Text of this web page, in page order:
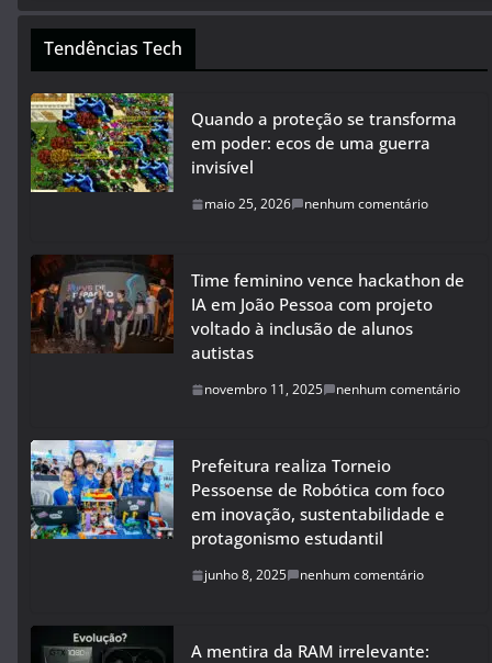
Tendências Tech
Quando a proteção se transforma
em poder: ecos de uma guerra
invisível
maio 25, 2026 nenhum comentário
Time feminino vence hackathon de
IA em João Pessoa com projeto
voltado à inclusão de alunos
autistas
novembro 11, 2025 nenhum comentário
Prefeitura realiza Torneio
Pessoense de Robótica com foco
em inovação, sustentabilidade e
protagonismo estudantil
junho 8, 2025 nenhum comentário
A mentira da RAM irrelevante: